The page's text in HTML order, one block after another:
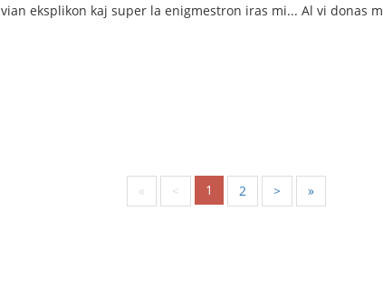
eksplikon kaj super la enigmestron iras mi... Al vi donas
« < 1 2 > »